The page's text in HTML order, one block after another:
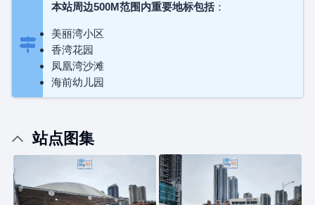
本站周边500M范围内重要地标包括：
美丽湾小区
香湾花园
凤凰湾沙滩
海前幼儿园
站点图集